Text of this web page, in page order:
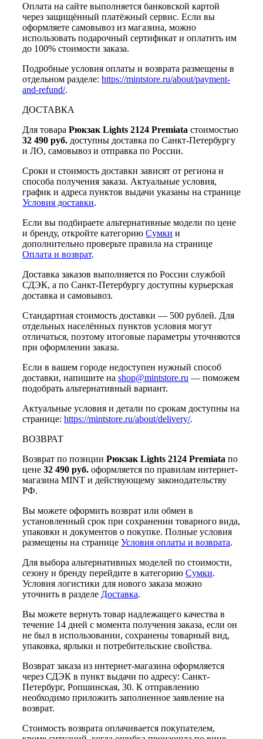
Оплата на сайте выполняется банковской картой
через защищённый платёжный сервис. Если вы
оформляете самовывоз из магазина, можно
использовать подарочный сертификат и оплатить им
до 100% стоимости заказа.
Подробные условия оплаты и возврата размещены в
отдельном разделе: https://mintstore.ru/about/payment-
and-refund/.
ДОСТАВКА
Для товара Рюкзак Lights 2124 Premiata стоимостью
32 490 руб. доступны доставка по Санкт-Петербургу
и ЛО, самовывоз и отправка по России.
Сроки и стоимость доставки зависят от региона и
способа получения заказа. Актуальные условия,
график и адреса пунктов выдачи указаны на странице
Условия доставки.
Если вы подбираете альтернативные модели по цене
и бренду, откройте категорию Сумки и
дополнительно проверьте правила на странице
Оплата и возврат.
Доставка заказов выполняется по России службой
СДЭК, а по Санкт-Петербургу доступны курьерская
доставка и самовывоз.
Стандартная стоимость доставки — 500 рублей. Для
отдельных населённых пунктов условия могут
отличаться, поэтому итоговые параметры уточняются
при оформлении заказа.
Если в вашем городе недоступен нужный способ
доставки, напишите на shop@mintstore.ru — поможем
подобрать альтернативный вариант.
Актуальные условия и детали по срокам доступны на
странице: https://mintstore.ru/about/delivery/.
ВОЗВРАТ
Возврат по позиции Рюкзак Lights 2124 Premiata по
цене 32 490 руб. оформляется по правилам интернет-
магазина MINT и действующему законодательству
РФ.
Вы можете оформить возврат или обмен в
установленный срок при сохранении товарного вида,
упаковки и документов о покупке. Полные условия
размещены на странице Условия оплаты и возврата.
Для выбора альтернативных моделей по стоимости,
сезону и бренду перейдите в категорию Сумки.
Условия логистики для нового заказа можно
уточнить в разделе Доставка.
Вы можете вернуть товар надлежащего качества в
течение 14 дней с момента получения заказа, если он
не был в использовании, сохранены товарный вид,
упаковка, ярлыки и потребительские свойства.
Возврат заказа из интернет-магазина оформляется
через СДЭК в пункт выдачи по адресу: Санкт-
Петербург, Ропшинская, 30. К отправлению
необходимо приложить заполненное заявление на
возврат.
Стоимость возврата оплачивается покупателем,